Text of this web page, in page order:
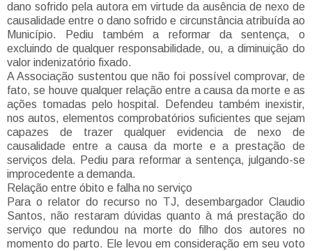
dano sofrido pela autora em virtude da ausência de nexo de
causalidade entre o dano sofrido e circunstância atribuída ao
Município. Pediu também a reformar da sentença, o
excluindo de qualquer responsabilidade, ou, a diminuição do
valor indenizatório fixado.
A Associação sustentou que não foi possível comprovar, de
fato, se houve qualquer relação entre a causa da morte e as
ações tomadas pelo hospital. Defendeu também inexistir,
nos autos, elementos comprobatórios suficientes que sejam
capazes de trazer qualquer evidencia de nexo de
causalidade entre a causa da morte e a prestação de
serviços dela. Pediu para reformar a sentença, julgando-se
improcedente a demanda.
Relação entre óbito e falha no serviço
Para o relator do recurso no TJ, desembargador Claudio
Santos, não restaram dúvidas quanto à má prestação do
serviço que redundou na morte do filho dos autores no
momento do parto. Ele levou em consideração em seu voto